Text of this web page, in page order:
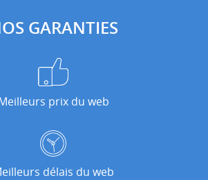
GARANTIES
prix du web
délais du web